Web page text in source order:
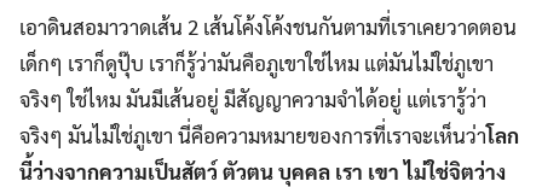
เอาดินสอมาวาดเส้น 2 เส้นโค้งโค้งชนกันตามที่เราเคยวาดตอน
เด็กๆ เราก็ดูปุ๊บ เราก็รู้ว่ามันคือภูเขาใช่ไหม แต่มันไม่ใช่ภูเขา
จริงๆ ใช่ไหม มันมีเส้นอยู่ มีสัญญาความจำได้อยู่ แต่เรารู้ว่า
จริงๆ มันไม่ใช่ภูเขา นี่คือความหมายของการที่เราจะเห็นว่าโลก
นี้ว่างจากความเป็นสัตว์ ตัวตน บุคคล เรา เขา ไม่ใช่จิตว่าง